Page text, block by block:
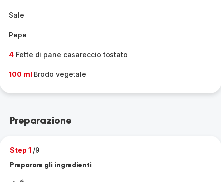
Sale
Pepe
4 Fette di pane casareccio tostato
100 ml Brodo vegetale
Preparazione
Step 1 /9
Preparare gli ingredienti